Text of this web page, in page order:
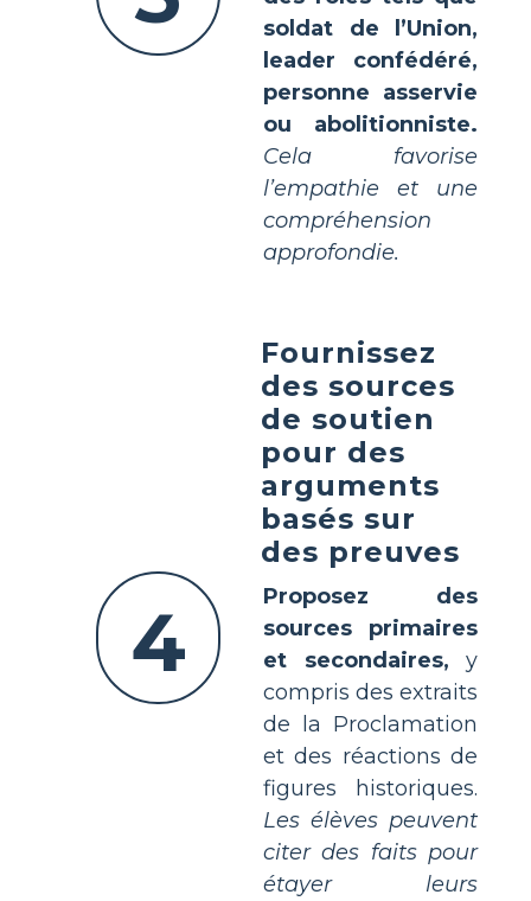
soldat de l’Union,
leader confédéré,
personne asservie
ou abolitionniste.
Cela favorise
l’empathie et une
compréhension
approfondie.
4
Fournissez
des sources
de soutien
pour des
arguments
basés sur
des preuves
Proposez des
sources primaires
et secondaires, y
compris des extraits
de la Proclamation
et des réactions de
figures historiques.
Les élèves peuvent
citer des faits pour
étayer leurs